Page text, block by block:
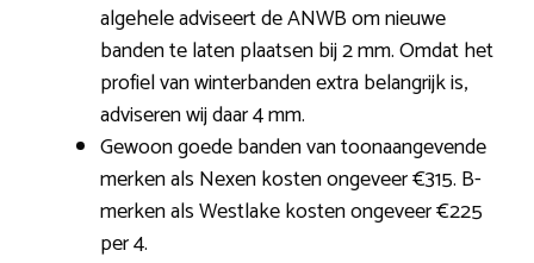
algehele adviseert de ANWB om nieuwe
banden te laten plaatsen bij 2 mm. Omdat het
profiel van winterbanden extra belangrijk is,
adviseren wij daar 4 mm.
Gewoon goede banden van toonaangevende
merken als Nexen kosten ongeveer €315. B-
merken als Westlake kosten ongeveer €225
per 4.